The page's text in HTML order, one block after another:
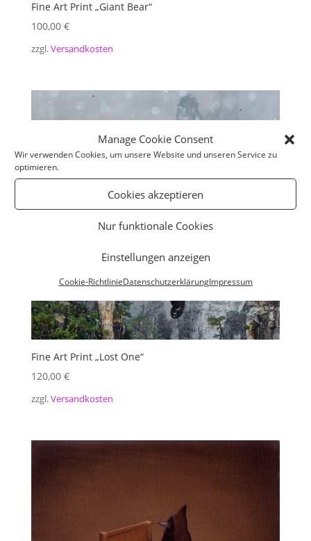
Manage Cookie Consent
Wir verwenden Cookies, um unsere Website und unseren Service zu
optimieren.
Cookies akzeptieren
Nur funktionale Cookies
Einstellungen anzeigen
Cookie-RichtlinieDatenschutzerklärungImpressum
Fine Art Print „Giant Bear“
100,00 €
zzgl.Versandkosten
Fine Art Print „Lost One“
120,00 €
zzgl.Versandkosten